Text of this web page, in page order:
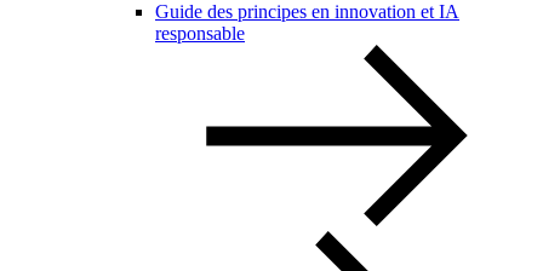
Guide des principes en innovation et IA
responsable